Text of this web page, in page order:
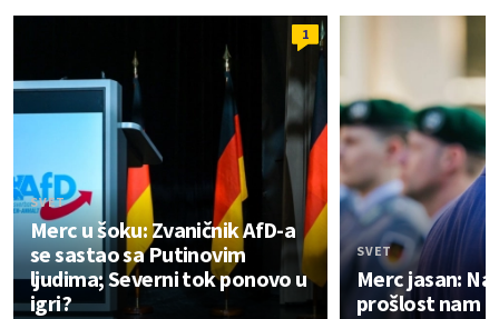
1
SVET
Merc u šoku: Zvaničnik AfD-a
se sastao sa Putinovim
ljudima; Severni tok ponovo u
igri?
SVET
Merc jasan:
prošlost nam